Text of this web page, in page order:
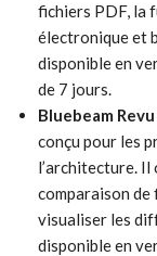
fichiers PDF, la
électronique et
disponible en
de 7 jours.
Bluebeam Revu
conçu pour les
l’architecture.
comparaison de
visualiser les
disponible en